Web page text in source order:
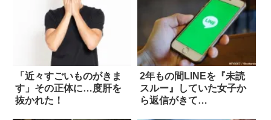
「近々すごいものがきま
す」その正体に…度肝を
抜かれた！
2年もの間LINEを『未読
スルー』していた女子か
ら返信がきて…